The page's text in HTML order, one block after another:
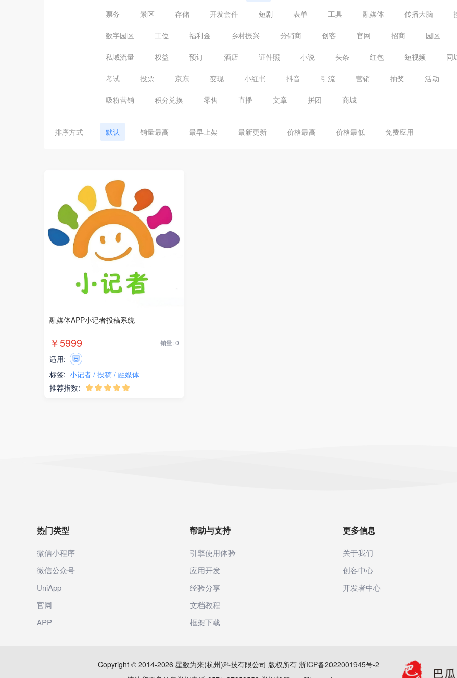
票务 景区 存储 开发套件 短剧 表单 工具 融媒体 传播大脑
数字园区 工位 福利金 乡村振兴 分销商 创客 官网 招商 园区
私域流量 权益 预订 酒店 证件照 小说 头条 红包 短视频 同
考试 投票 京东 变现 小红书 抖音 引流 营销 抽奖 活动
吸粉营销 积分兑换 零售 直播 文章 拼团 商城
排序方式 默认 销量最高 最早上架 最新更新 价格最高 价格最低 免费应用
融媒体APP小记者投稿系统
￥5999 销量: 0
适用:
标签: 小记者 投稿 融媒体
推荐指数:
    
热门类型
微信小程序
微信公众号
UniApp
官网
APP
帮助与支持
引擎使用体验
应用开发
经验分享
文档教程
框架下载
更多信息
关于我们
创客中心
开发者中心
Copyright © 2014-2026 星数为来(杭州)科技有限公司 版权所有 浙ICP备2022001945号-2